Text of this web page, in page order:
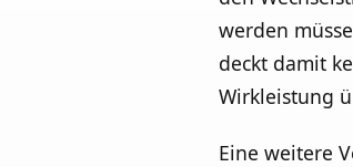
werden
deckt damit
Wirkleistung
Eine weitere